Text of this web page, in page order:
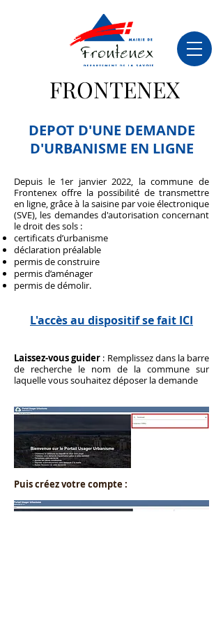
FRONTENEX
DEPOT D'UNE DEMANDE
D'URBANISME EN LIGNE
Depuis le 1er janvier 2022, la commune de
Frontenex offre la possibilité de transmettre
en ligne, grâce à la saisine par voie électronique
(SVE), les demandes d'autorisation concernant
le droit des sols :
certificats d’urbanisme
déclaration préalable
permis de construire
permis d’aménager
permis de démolir.
L'accès au dispositif se fait ICI
Laissez-vous guider : Remplissez dans la barre
de recherche le nom de la commune sur
laquelle vous souhaitez déposer la demande
Puis créez votre compte :